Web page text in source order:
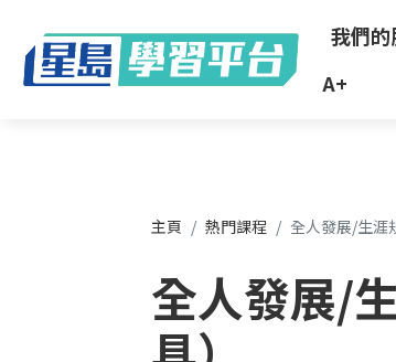
我們
A+
主頁 熱門課程 全人發展/生涯
全人發展/